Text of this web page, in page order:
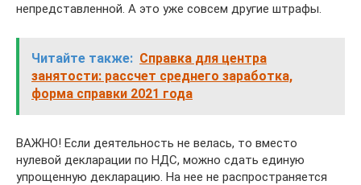
непредставленной. А это уже совсем другие штрафы.
Читайте также: Справка для центра
занятости: рассчет среднего заработка,
форма справки 2021 года
ВАЖНО! Если деятельность не велась, то вместо
нулевой декларации по НДС, можно сдать единую
упрощенную декларацию. На нее не распространяется